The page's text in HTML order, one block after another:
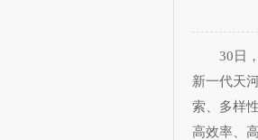
30日，
新一代天
索、多样
高效率、